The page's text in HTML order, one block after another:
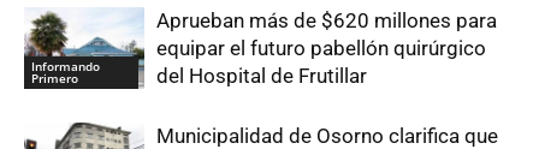
Informando
Primero
Aprueban más de $620 millones para
equipar el futuro pabellón quirúrgico
del Hospital de Frutillar
Municipalidad de Osorno clarifica que